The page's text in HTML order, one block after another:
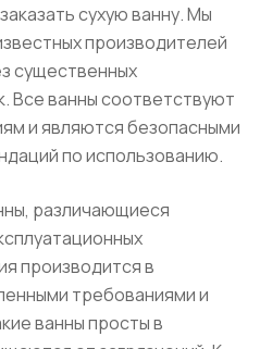
сухую ванну. Мы
производителей
существенных
Все ванны соответствуют
и являются безопасными
по использованию.
различающиеся
производится в
требованиями и
ванны просты в